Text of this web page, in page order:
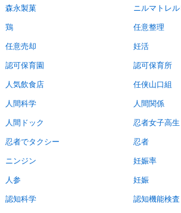
森永製菓 ニルマトレ
鶏 任意整理
任意売却 妊活
認可保育園 認可保育所
人気飲食店 任侠山口組
人間科学 人間関係
人間ドック 忍者女子高生
忍者でタクシー 忍者
ニンジン 妊娠率
人参 妊娠
認知科学 認知機能検査